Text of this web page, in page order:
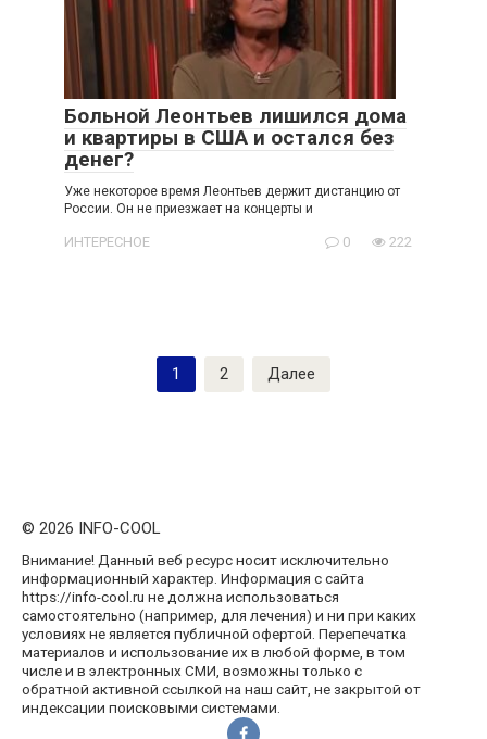
Больной Леонтьев лишился дома
и квартиры в США и остался без
денег?
Уже некоторое время Леонтьев держит дистанцию от
России. Он не приезжает на концерты и
ИНТЕРЕСНОЕ 0 222
1 2 Далее
© 2026 INFO-COOL
Внимание! Данный веб ресурс носит исключительно
информационный характер. Информация с сайта
https://info-cool.ru не должна использоваться
самостоятельно (например, для лечения) и ни при каких
условиях не является публичной офертой. Перепечатка
материалов и использование их в любой форме, в том
числе и в электронных СМИ, возможны только с
обратной активной ссылкой на наш сайт, не закрытой от
индексации поисковыми системами.